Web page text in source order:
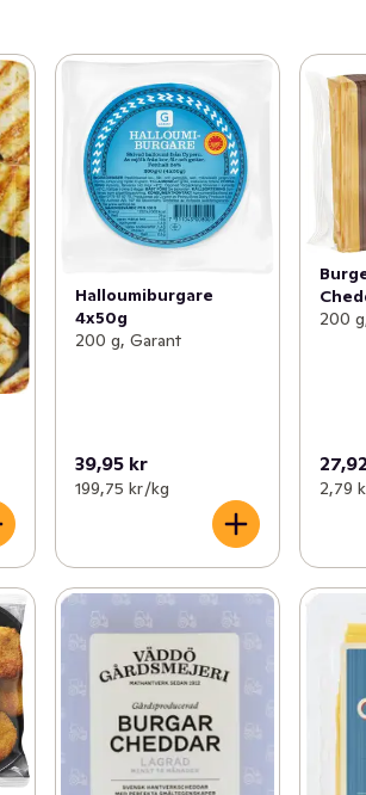
Halloumiburgare
4x50g
200 g, Garant
39,95 kr
199,75 kr /kg
200
2,79